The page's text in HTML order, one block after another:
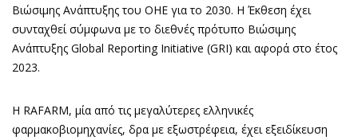
Βιώσιμης Ανάπτυξης του ΟΗΕ για το 2030. Η Έκθεση έχει
συνταχθεί σύμφωνα με το διεθνές πρότυπο Βιώσιμης
Ανάπτυξης Global Reporting Initiative (GRI) και αφορά στο έτος
2023.
Η RAFARM, μία από τις μεγαλύτερες ελληνικές
φαρμακοβιομηχανίες, δρα με εξωστρέφεια, έχει εξειδίκευση